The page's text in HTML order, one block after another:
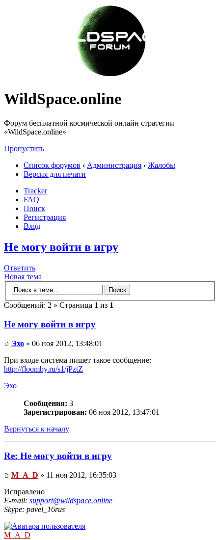
WildSpace.online
Форум бесплатной космической онлайн стратегии
«WildSpace.online»
Пропустить
Список форумов ‹ Администрация ‹ Жалобы
Версия для печати
Tracker
FAQ
Поиск
Регистрация
Вход
Не могу войти в игру
Ответить
Новая тема
Сообщений: 2 » Страница 1 из 1
Не могу войти в игру
Эхо » 06 ноя 2012, 13:48:01
При входе система пишет такое сообщение:
http://floomby.ru/s1/jPztZ
Эхо
Сообщения: 3
Зарегистрирован: 06 ноя 2012, 13:47:01
Вернуться к началу
Re: Не могу войти в игру
M_A_D » 11 ноя 2012, 16:35:03
Исправлено
E-mail: support@wildspace.online
Skype: pavel_16rus
M_A_D